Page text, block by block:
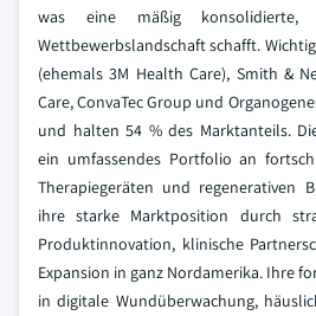
was eine mäßig konsolidierte,
Wettbewerbslandschaft schafft.
(ehemals 3M Health Care), Smith &
Care, ConvaTec Group und
und halten 54 % des Marktanteils.
ein umfassendes Portfolio an
Therapiegeräten und regenerativen
ihre starke Marktposition durch
Produktinnovation, klinische
Expansion in ganz Nordamerika. Ihre
in digitale Wundüberwachung,